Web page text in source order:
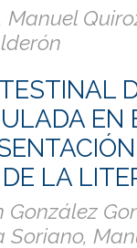
EN
LA
González
Soriano,